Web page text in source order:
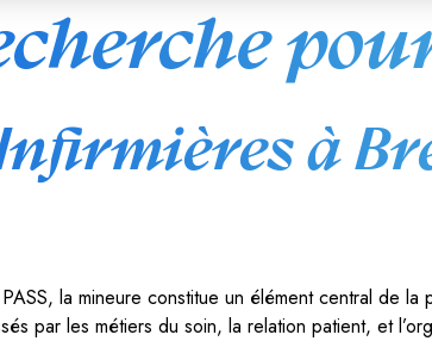
à
la mineure constitue un élément central de
par les métiers du soin, la relation patient, et